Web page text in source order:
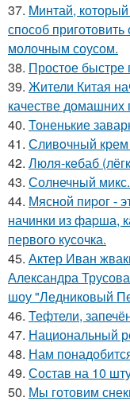
37. Mинтай,
способ
молочным соусом.
38. Простое быстре
39. Жители Китая
качестве домашних
40. Тоненькие
41. Сливoчный
42. Люля-кeбаб
43. Солнечный
44. Мясной пиpог -
начинки из фаpша,
первого кусочка.
45. Актер Иван
Александра
шоу "Ледниковый
46. Тефтели,
47. Национальный
48. Нам
49. Состав на 10
50. Мы готовим